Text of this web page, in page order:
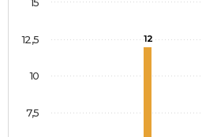
12
7,5
10
12,5